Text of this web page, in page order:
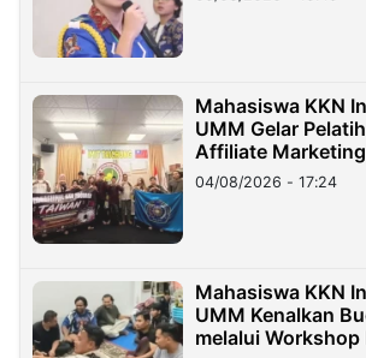
Mahasiswa KKN
UMM Gelar
Affiliate
Migran Indonesia
04/08/2026 - 17:24
Mahasiswa KKN
UMM Kenalkan
melalui